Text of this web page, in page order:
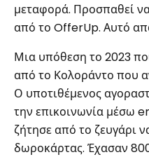
μεταφορά. Προσπαθεί
από το OfferUp. Αυτό
Μια υπόθεση το 2023
από το Κολοράντο που
Ο υποτιθέμενος
την επικοινωνία μέσω
ζήτησε από το ζευγάρι
δωροκάρτας. Έχασαν